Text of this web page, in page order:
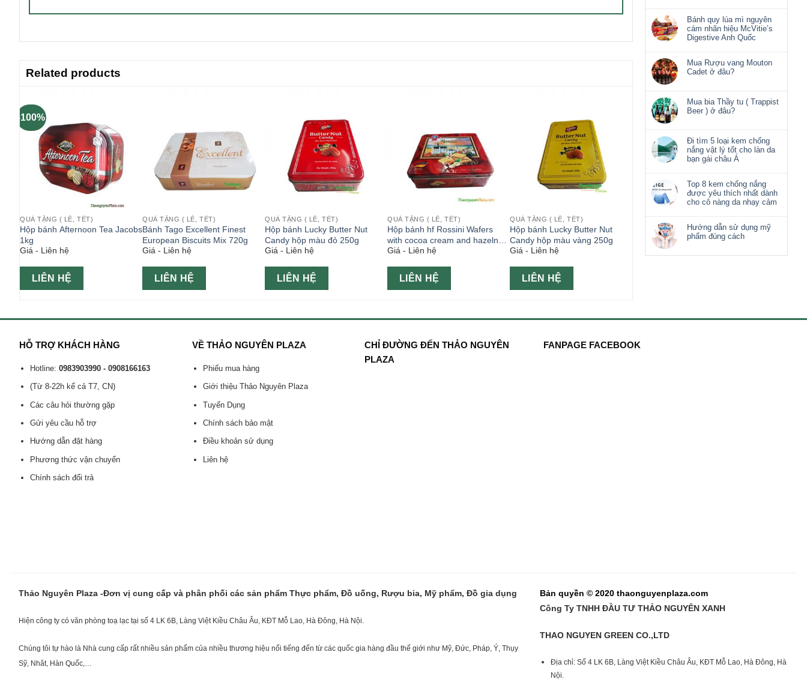
Bánh quy lúa mì nguyên
cám nhãn hiệu McVitie’s
Digestive Anh Quốc
Mua Rượu vang Mouton
Cadet ở đâu?
Mua bia Thầy tu ( Trappist
Beer ) ở đâu?
Đi tìm 5 loại kem chống
nắng vật lý tốt cho làn da
bạn gái châu Á
Top 8 kem chống nắng
được yêu thích nhất dành
cho cô nàng da nhạy cảm
Hướng dẫn sử dụng mỹ
phẩm đúng cách
Related products
-100%
QUÀ TẶNG ( LỄ, TẾT)
Hộp bánh Afternoon Tea Jacobs
1kg
Giá - Liên hệ
LIÊN HỆ
QUÀ TẶNG ( LỄ, TẾT)
Bánh Tago Excellent Finest
European Biscuits Mix 720g
Giá - Liên hệ
LIÊN HỆ
QUÀ TẶNG ( LỄ, TẾT)
Hộp bánh Lucky Butter Nut
Candy hộp màu đỏ 250g
Giá - Liên hệ
LIÊN HỆ
QUÀ TẶNG ( LỄ, TẾT)
Hộp bánh hf Rossini Wafers
with cocoa cream and hazelnuts
374g hộp màu đỏ
Giá - Liên hệ
LIÊN HỆ
QUÀ TẶNG ( LỄ, TẾT)
Hộp bánh Lucky Butter Nut
Candy hộp màu vàng 250g
Giá - Liên hệ
LIÊN HỆ
HỖ TRỢ KHÁCH HÀNG
Hotline: 0983903990 - 0908166163
(Từ 8-22h kể cả T7, CN)
Các câu hỏi thường gặp
Gửi yêu cầu hỗ trợ
Hướng dẫn đặt hàng
Phương thức vận chuyển
Chính sách đổi trả
VỀ THẢO NGUYÊN PLAZA
Phiếu mua hàng
Giới thiệu Thảo Nguyên Plaza
Tuyển Dụng
Chính sách bảo mật
Điều khoản sử dụng
Liên hệ
CHỈ ĐƯỜNG ĐẾN THẢO NGUYÊN
PLAZA
FANPAGE FACEBOOK
Thảo Nguyên Plaza -Đơn vị cung cấp và phân phối các sản phẩm Thực phẩm, Đồ uống, Rượu bia, Mỹ phẩm, Đồ gia dụng
Hiện công ty có văn phòng toạ lạc tại số 4 LK 6B, Làng Việt Kiều Châu Âu, KĐT Mỗ Lao, Hà Đông, Hà Nội.
Chúng tôi tự hào là Nhà cung cấp rất nhiều sản phẩm của nhiều thương hiệu nổi tiếng đến từ các quốc gia hàng đầu thế giới như Mỹ, Đức, Pháp, Ý, Thụy
Sỹ, Nhât, Hàn Quốc,…
Bản quyền © 2020 thaonguyenplaza.com
Công Ty TNHH ĐẦU TƯ THẢO NGUYÊN XANH
THAO NGUYEN GREEN CO.,LTD
Địa chỉ: Số 4 LK 6B, Làng Việt Kiều Châu Âu, KĐT Mỗ Lao, Hà Đông, Hà
Nội.